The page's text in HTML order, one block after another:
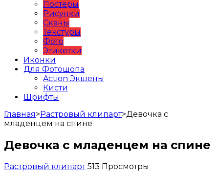
Постеры
Рисунки
Сканы
Текстуры
Фото
Этикетки
Иконки
Для Фотошопа
Action Экшены
Кисти
Шрифты
Главная>Растровый клипарт>Девочка с
младенцем на спине
Девочка с младенцем на спине
Растровый клипарт 513 Просмотры